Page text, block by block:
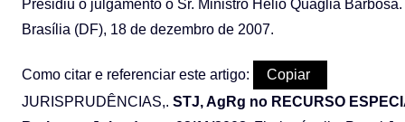
Presidiu o julgamento o Sr. Ministro Hélio Quaglia Barbosa.
Brasília (DF), 18 de dezembro de 2007.
Como citar e referenciar este artigo:
Copiar
JURISPRUDÊNCIAS,. STJ, AgRg no RECURSO